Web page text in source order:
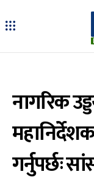
नागरिक
गर्नुपर्छः